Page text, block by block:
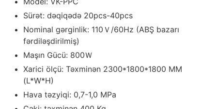
Sürət: dəqiqədə 20pcs-40pcs
Nominal gərginlik: 110Ｖ/60Hz (ABŞ bazarı
fərdiləşdirilmiş)
Maşın Gücü: 800Ｗ
Xarici ölçü: Təxminən 2300*1800*1800 MM
(L*W*H)
Hava təzyiqi: 0,7-1,0 MPa